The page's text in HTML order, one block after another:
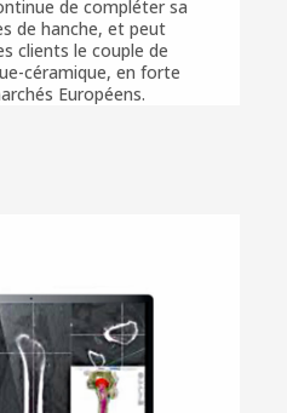
de compléter sa
de hanche, et peut
clients le couple de
céramique, en forte
Européens.